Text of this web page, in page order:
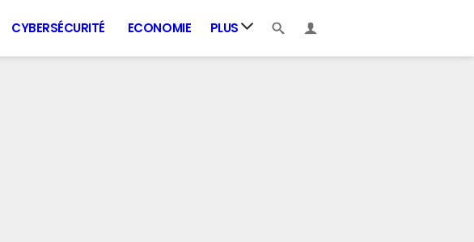
CYBERSÉCURITÉ ECONOMIE PLUS